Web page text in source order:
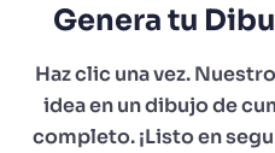
Genera tu
Haz clic una vez.
idea en un dibujo de
completo. ¡Listo en